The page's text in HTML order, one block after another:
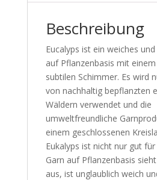
Beschreibung
Eucalyps ist ein weiches
auf Pflanzenbasis mit
subtilen Schimmer. Es wird
von nachhaltig bepflanzten
Wäldern verwendet und die
umweltfreundliche
einem geschlossenen
Eukalyps ist nicht nur gut
Garn auf Pflanzenbasis
aus, ist unglaublich weich